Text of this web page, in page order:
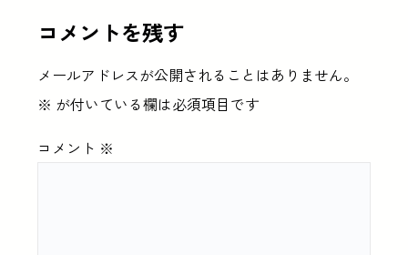
コメントを残す
メールアドレスが公開されることはありません。
※ が付いている欄は必須項目です
コメント ※